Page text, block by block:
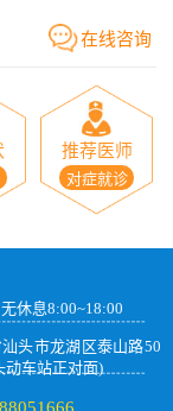
在线咨询
推荐医师
对症就诊
休息8:00~18:00
头市龙湖区泰山路50
动车站正对面)